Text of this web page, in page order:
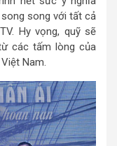
song với tất cả
Hy vọng, quỹ sẽ
các tấm lòng của
Nam.